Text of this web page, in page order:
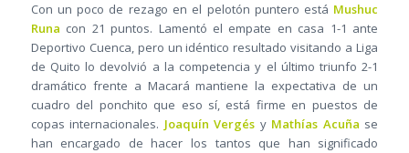
Con un poco de rezago en el pelotón puntero está Mushuc
Runa con 21 puntos. Lamentó el empate en casa 1-1 ante
Deportivo Cuenca, pero un idéntico resultado visitando a Liga
de Quito lo devolvió a la competencia y el último triunfo 2-1
dramático frente a Macará mantiene la expectativa de un
cuadro del ponchito que eso sí, está firme en puestos de
copas internacionales. Joaquín Vergés y Mathías Acuña se
han encargado de hacer los tantos que han significado